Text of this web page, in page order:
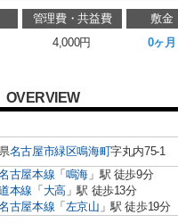
管理費・共益費 敷金
4,000円 0ヶ月
OVERVIEW
名古屋市緑区鳴海町字丸内75-1
古屋本線 「 鳴海 」駅 徒歩9分
本線 「 大高」駅 徒歩13分
古屋本線 「 左京山 」駅 徒歩19分